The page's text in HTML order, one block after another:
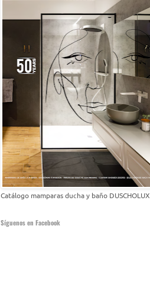
Catálogo mamparas ducha y baño DUSCHOLUX
Síguenos en Facebook